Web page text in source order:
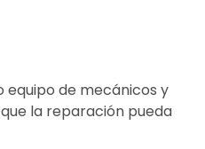
equipo de mecánicos y
la reparación pueda